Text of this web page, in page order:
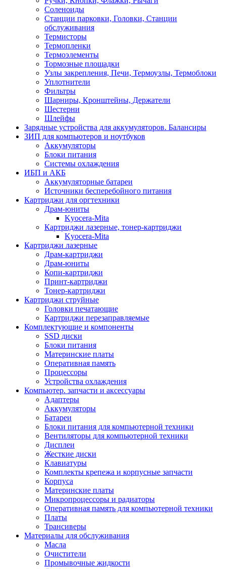
Соленоиды
Станции парковки, Головки, Станции
обслуживания
Термисторы
Термопленки
Термоэлементы
Тормозные площадки
Узлы закрепления, Печи, Термоузлы, Термоблоки
Уплотнители
Фильтры
Шарниры, Кронштейны, Держатели
Шестерни
Шлейфы
Зарядные устройства для аккумуляторов. Балансиры
ЗИП для компьютеров и ноутбуков
Аккумуляторы
Блоки питания
Системы охлаждения
ИБП и АКБ
Аккумуляторные батареи
Источники бесперебойного питания
Картриджи для оргтехники
Драм-юниты
Kyocera-Mita
Картриджи лазерные, тонер-картриджи
Kyocera-Mita
Картриджи лазерные
Драм-картриджи
Драм-юниты
Копи-картриджи
Принт-картриджи
Тонер-картриджи
Картриджи струйные
Головки печатающие
Картриджи перезаправляемые
Комплектующие и компоненты
SSD диски
Блоки питания
Материнские платы
Оперативная память
Процессоры
Устройства охлаждения
Компьютер. запчасти и аксессуары
Адаптеры
Аккумуляторы
Батареи
Блоки питания для компьютерной техники
Вентиляторы для компьютерной техники
Дисплеи
Жесткие диски
Клавиатуры
Комплекты крепежа и корпусные запчасти
Корпуса
Материнские платы
Микропроцессоры и радиаторы
Оперативная память для компьютерной техники
Платы
Трансиверы
Материалы для обслуживания
Масла
Очистители
Промывочные жидкости